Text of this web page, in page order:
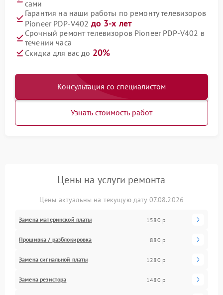
сами
Гарантия на наши работы по ремонту телевизоров
Pioneer PDP-V402 до 3-х лет
Срочный ремонт телевизоров Pioneer PDP-V402 в
течении часа
Скидка для вас до 20%
Консультация со специалистом
Узнать стоимость работ
Цены на услуги ремонта
Цены актуальны на текущую дату 07.08.2026
Замена материнской платы 1580 р
Прошивка / разблокировка 880 р
Замена сигнальной платы 1280 р
Замена резистора 1480 р